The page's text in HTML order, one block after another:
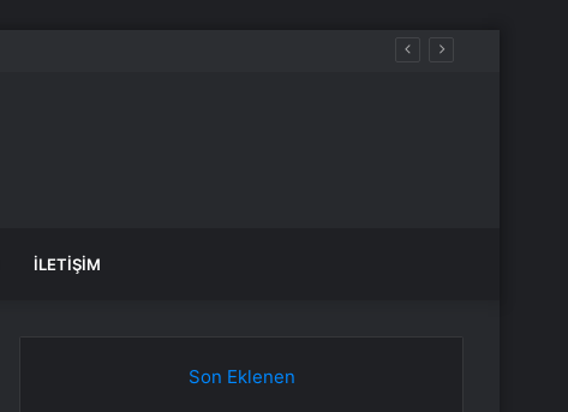
İLETIŞIM
Son Eklenen